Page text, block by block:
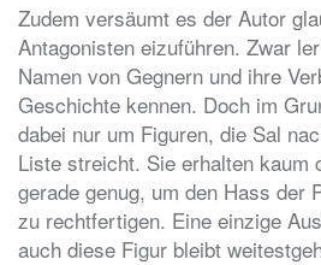
Zudem versäumt es der Autor
Antagonisten eizuführen. Zwar
Namen von Gegnern und ihre
Geschichte kennen. Doch im
dabei nur um Figuren, die Sal
Liste streicht. Sie erhalten kaum
gerade genug, um den Hass der
zu rechtfertigen. Eine einzige
auch diese Figur bleibt